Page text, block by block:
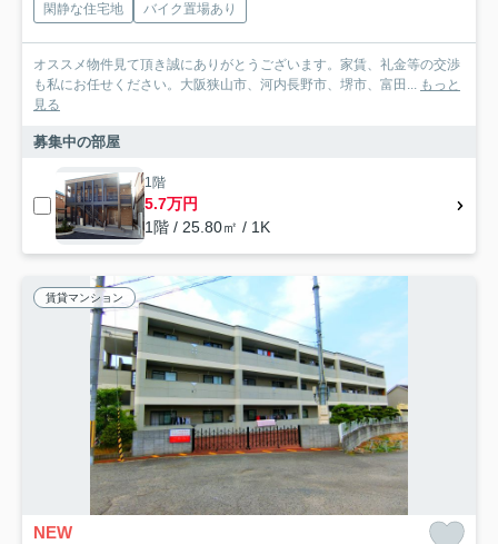
閑静な住宅地
バイク置場あり
オススメ物件見て頂き誠にありがとうございます。家賃、礼金等の交渉
も私にお任せください。大阪狭山市、河内長野市、堺市、富田... もっと
見る
募集中の部屋
1階
5.7万円
1階 / 25.80㎡ / 1K
賃貸マンション
NEW